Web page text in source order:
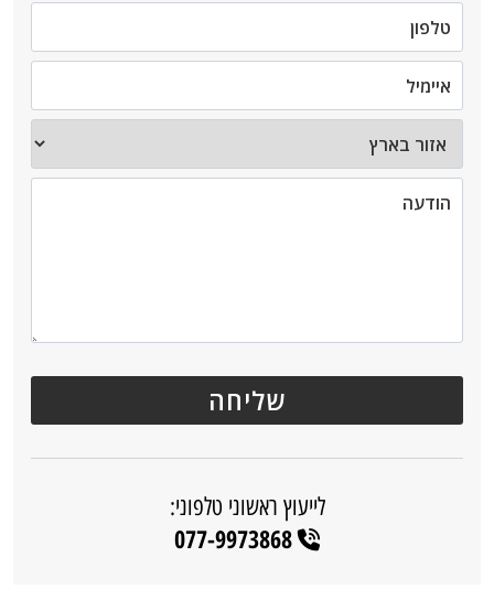
לייעוץ ראשוני טלפוני:
077-9973868